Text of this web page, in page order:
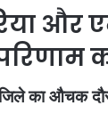
और
का औचक